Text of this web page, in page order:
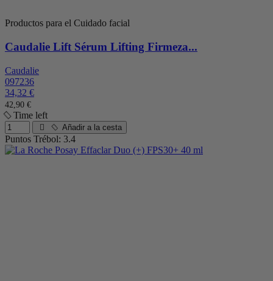
Productos para el Cuidado facial
Caudalie Lift Sérum Lifting Firmeza...
Caudalie
097236
34,32 €
42,90 €
Time left
Añadir a la cesta
Puntos Trébol: 3.4